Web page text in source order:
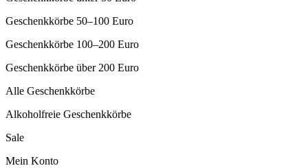
Geschenkkörbe 50–100 Euro
Geschenkkörbe 100–200 Euro
Geschenkkörbe über 200 Euro
Alle Geschenkkörbe
Alkoholfreie Geschenkkörbe
Sale
Mein Konto